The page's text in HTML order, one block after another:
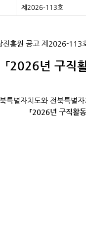
제2026-113호
진흥원 공고 제2026-113
「2026년 구직
특별자치도와 전북특별
「2026년 구직활